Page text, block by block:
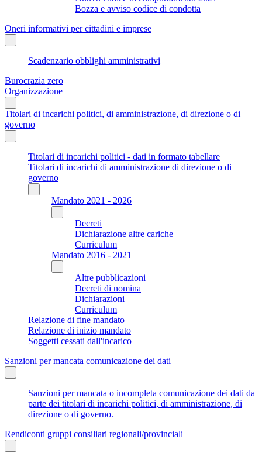
Bozza e avviso codice di condotta
Oneri informativi per cittadini e imprese
Scadenzario obblighi amministrativi
Burocrazia zero
Organizzazione
Titolari di incarichi politici, di amministrazione, di direzione o di
governo
Titolari di incarichi politici - dati in formato tabellare
Titolari di incarichi di amministrazione di direzione o di
governo
Mandato 2021 - 2026
Decreti
Dichiarazione altre cariche
Curriculum
Mandato 2016 - 2021
Altre pubblicazioni
Decreti di nomina
Dichiarazioni
Curriculum
Relazione di fine mandato
Relazione di inizio mandato
Soggetti cessati dall'incarico
Sanzioni per mancata comunicazione dei dati
Sanzioni per mancata o incompleta comunicazione dei dati da
parte dei titolari di incarichi politici, di amministrazione, di
direzione o di governo.
Rendiconti gruppi consiliari regionali/provinciali